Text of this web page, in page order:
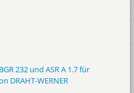
232 und ASR A 1.7 für
DRAHT-WERNER